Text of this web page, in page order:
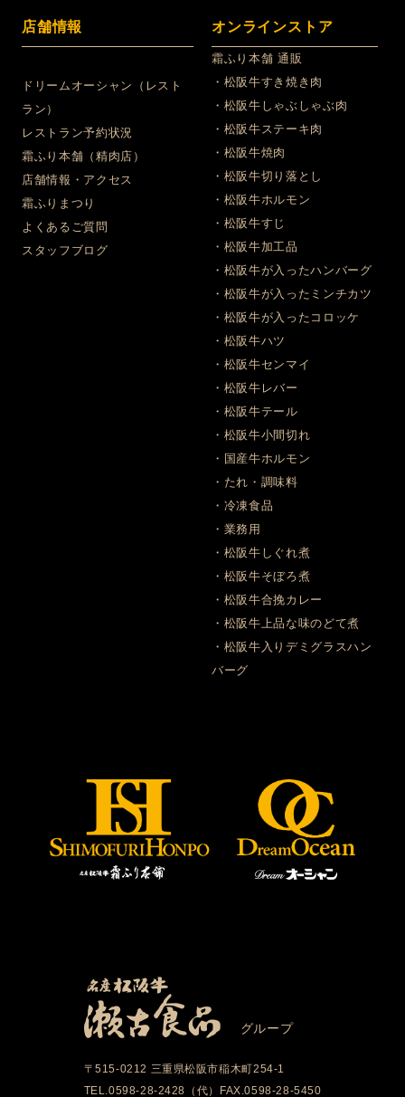
店舗情報
ドリームオーシャン（レスト
ラン）
レストラン予約状況
霜ふり本舗（精肉店）
店舗情報・アクセス
霜ふりまつり
よくあるご質問
スタッフブログ
オンラインストア
霜ふり本舗 通販
・松阪牛すき焼き肉
・松阪牛しゃぶしゃぶ肉
・松阪牛ステーキ肉
・松阪牛焼肉
・松阪牛切り落とし
・松阪牛ホルモン
・松阪牛すじ
・松阪牛加工品
・松阪牛が入ったハンバーグ
・松阪牛が入ったミンチカツ
・松阪牛が入ったコロッケ
・松阪牛ハツ
・松阪牛センマイ
・松阪牛レバー
・松阪牛テール
・松阪牛小間切れ
・国産牛ホルモン
・たれ・調味料
・冷凍食品
・業務用
・松阪牛しぐれ煮
・松阪牛そぼろ煮
・松阪牛合挽カレー
・松阪牛上品な味のどて煮
・松阪牛入りデミグラスハン
バーグ
グループ
〒515-0212 三重県松阪市稲木町254-1
TEL.0598-28-2428（代）FAX.0598-28-5450